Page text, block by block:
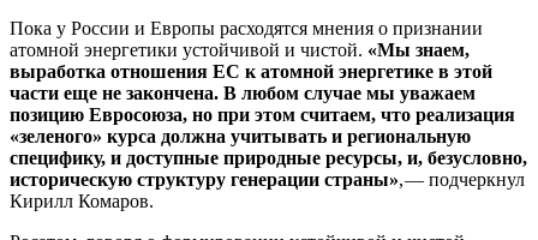
Пока у России и Европы расходятся мнения о признании
атомной энергетики устойчивой и чистой. «Мы знаем,
выработка отношения ЕС к атомной энергетике в этой
части еще не закончена. В любом случае мы уважаем
позицию Евросоюза, но при этом считаем, что реализация
«зеленого» курса должна учитывать и региональную
специфику, и доступные природные ресурсы, и, безусловно,
историческую структуру генерации страны», — ​подчеркнул
Кирилл Комаров.